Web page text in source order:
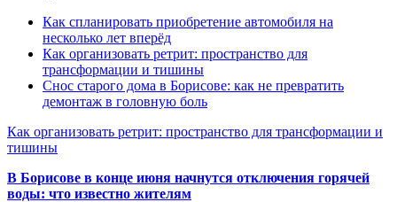
Как спланировать приобретение автомобиля на
несколько лет вперёд
Как организовать ретрит: пространство для
трансформации и тишины
Снос старого дома в Борисове: как не превратить
демонтаж в головную боль
Как организовать ретрит: пространство для трансформации и
тишины
В Борисове в конце июня начнутся отключения горячей
воды: что известно жителям